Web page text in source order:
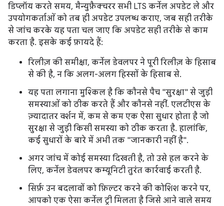
डिप्लॉय करते समय, मैन्युफ़ैक्चरर सभी LTS कर्नेल अपडेट ले और
उपयोगकर्ताओं को तब ही अपडेट उपलब्ध कराए, जब सही तरीके
से जांच करके यह पता चल जाए कि अपडेट सही तरीके से काम
करता है. इसके कई फ़ायदे हैं:
रिलीज़ की समीक्षा, कर्नेल डेवलपर ने पूरी रिलीज़ के हिसाब
से की है, न कि अलग-अलग हिस्सों के हिसाब से.
यह पता लगाना मुश्किल है कि कौनसे पैच "सुरक्षा" से जुड़ी
समस्याओं को ठीक करते हैं और कौनसे नहीं. एलटीएस के
ज़्यादातर वर्शन में, कम से कम एक ऐसा सुधार होता है जो
सुरक्षा से जुड़ी किसी समस्या को ठीक करता है. हालांकि,
कई सुधारों के बारे में अभी तक "जानकारी नहीं है".
अगर जांच में कोई समस्या दिखती है, तो उसे हल करने के
लिए, कर्नेल डेवलपर कम्यूनिटी तुरंत कार्रवाई करती है.
सिर्फ़ उन बदलावों को फ़िल्टर करने की कोशिश करने पर,
आपको एक ऐसा कर्नेल ट्री मिलता है जिसे आने वाले समय